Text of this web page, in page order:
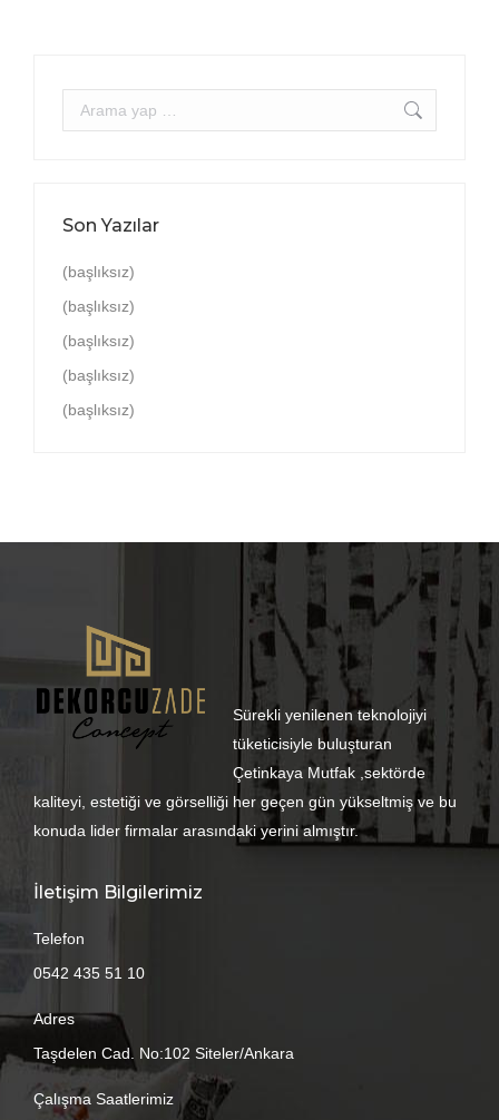
Arama:
Son Yazılar
(başlıksız)
(başlıksız)
(başlıksız)
(başlıksız)
(başlıksız)
Sürekli yenilenen teknolojiyi
tüketicisiyle buluşturan
Çetinkaya Mutfak ,sektörde
kaliteyi, estetiği ve görselliği her geçen gün yükseltmiş ve bu
konuda lider firmalar arasındaki yerini almıştır.
İletişim Bilgilerimiz
Telefon
0542 435 51 10
Adres
Taşdelen Cad. No:102 Siteler/Ankara
Çalışma Saatlerimiz